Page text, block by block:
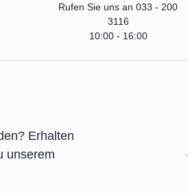
Rufen Sie uns an 033 - 200
3116
10:00 - 16:00
Erhalten
unserem